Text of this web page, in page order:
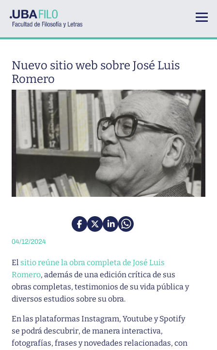
Nuevo sitio web sobre José Luis
Romero
04/12/2024
El sitio reúne la obra completa de José Luis
Romero, además de una edición crítica de sus
obras completas, testimonios de su vida pública y
diversos estudios sobre su obra.
En las plataformas Instagram, Youtube y Spotify
se podrá descubrir, de manera interactiva,
fotografías, frases y novedades relacionadas, con